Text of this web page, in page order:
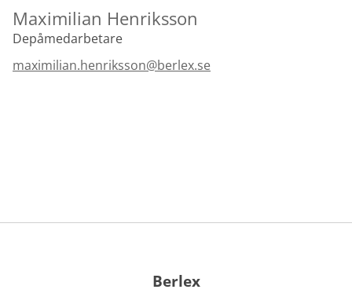
Maximilian Henriksson
Depåmedarbetare
maximilian.henriksson@berlex.se
Berlex